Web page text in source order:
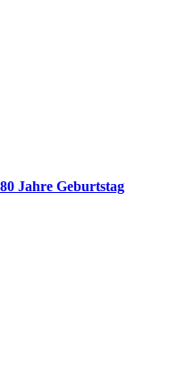
Jahre Geburtstag